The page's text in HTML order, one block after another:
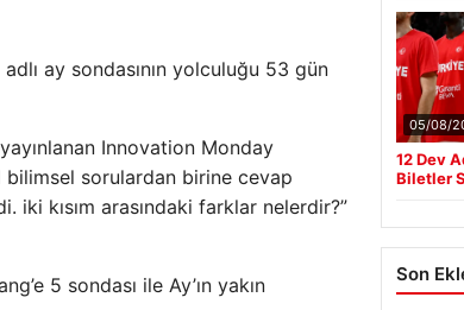
ay sondasının yolculuğu 53 gün
Innovation Monday
bilimsel sorulardan birine cevap
kısım arasındaki farklar nelerdir?”
5 sondası ile Ay’ın yakın
05/08/
12 Dev
Biletler
Son